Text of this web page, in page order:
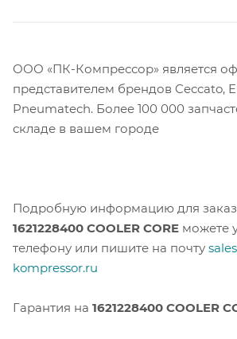
ООО «ПК-Компрессор» является
представителем брендов Ceccato,
Pneumatech. Более 100 000
складе в вашем городе
Подробную информацию для
1621228400 COOLER CORE можете
телефону или пишите на почту
kompressor.ru
Гарантия на 1621228400 COOLER